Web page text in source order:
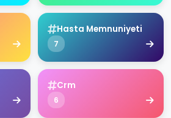
Hasta Memnuniyeti
7
Crm
6